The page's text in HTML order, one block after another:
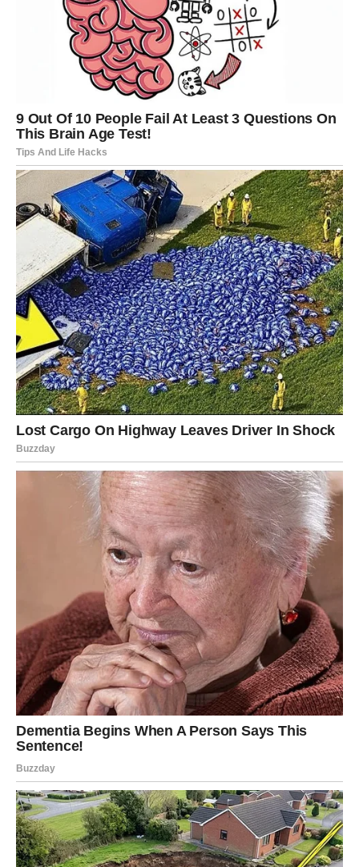
Zima 2025/2026: Povratak Snijega i
Hladnoće u Evropu
predstojeću zimuukazuju na značajan uticaj La
Niñe na evropski kontinent. U
dijelovima Evrope, moguće je očekivati hladnije
temperature od prosjeka
padavina. Naročito biSrednja i Istočna Evropamogle biti
pogođene jačim prodorima hladnog arktičkog zraka.
Nasuprot tome, južni i zapadni dijelovi kontinentamogli bi
blaže i suše zime, sa znatno manje padavina. La Niña
takođe povećava rizik odporemećaja polarnog vrtloga–
ogromne mase hladnog zraka koja obično ostaje izolovana
oko Arktika. Kada dođe do slabljenja tog sistema, hladni zrak
može prodrijeti prema nižim geografskim širinama, donoseći
nagla zahladnjenja i snježne oluje.
Klimatski Preokret: Dolazak El Niña u
Drugoj Polovini 2026.
Kako se 2026. godina bude približavala sredini, očekuje se
kraj hladne fazei početakEl Niña– tople faze ENSO ciklusa.
Tokom El Niña,temperature površine Tihog okeana rastu
iznad uobičajenih vrijednosti, što mijenja globalne
vremenske tokove u suprotnom pravcu od La Niñe.
Za Evropu to znači mogućnostblažih zima , više padavina
posebno uzapadnim i južnim regijama , te općenitovlažnije
vremenske uslove. Međutim, ni tada se ne može isključiti
pojavakratkotrajnih, ali intenzivnih hladnih talasa, naročito
usjevernoj i istočnoj Evropi.